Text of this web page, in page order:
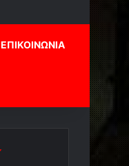
ΕΠΙΚΟΙΝΩΝΙΑ